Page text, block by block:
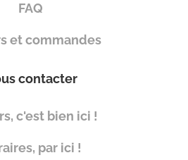
FAQ
et commandes
contacter
c'est bien ici !
par ici !